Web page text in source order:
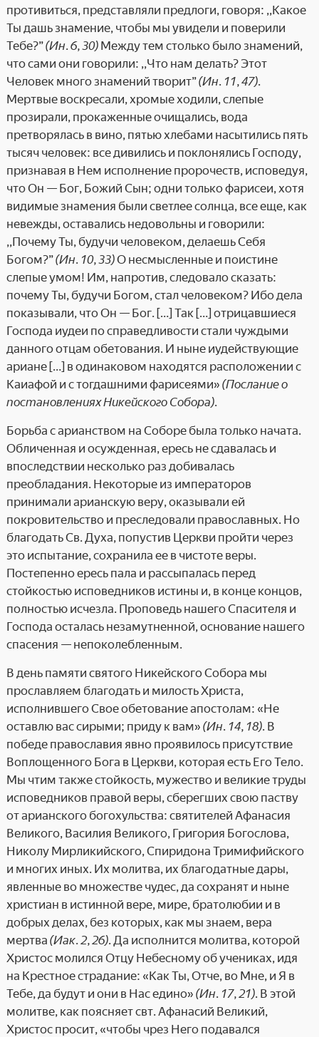
противиться, представляли предлоги, говоря: ,,Какое
Ты дашь знамение, чтобы мы увидели и поверили
Тебе?”(Ин. 6, 30)Между тем столько было знамений,
что сами они говорили: ,,Что нам делать? Этот
Человек много знамений творит”(Ин. 11, 47).
Мертвые воскресали, хромые ходили, слепые
прозирали, прокаженные очищались, вода
претворялась в вино, пятью хлебами насытились пять
тысяч человек: все дивились и поклонялись Господу,
признавая в Нем исполнение пророчеств, исповедуя,
что Он — Бог, Божий Сын; одни только фарисеи, хотя
видимые знамения были светлее солнца, все еще, как
невежды, оставались недовольны и говорили:
,,Почему Ты, будучи человеком, делаешь Себя
Богом?”(Ин. 10, 33)О несмысленные и поистине
слепые умом! Им, напротив, следовало сказать:
почему Ты, будучи Богом, стал человеком? Ибо дела
показывали, что Он — Бог. […] Так […] отрицавшиеся
Господа иудеи по справедливости стали чуждыми
данного отцам обетования. И ныне иудействующие
ариане […] в одинаковом находятся расположении с
Каиафой и с тогдашними фарисеями» (Послание о
постановлениях Никейского Собора).
Борьба с арианством на Соборе была только начата.
Обличенная и осужденная, ересь не сдавалась и
впоследствии несколько раз добивалась
преобладания. Некоторые из императоров
принимали арианскую веру, оказывали ей
покровительство и преследовали православных. Но
благодать Св. Духа, попустив Церкви пройти через
это испытание, сохранила ее в чистоте веры.
Постепенно ересь пала и рассыпалась перед
стойкостью исповедников истины и, в конце концов,
полностью исчезла. Проповедь нашего Спасителя и
Господа осталась незамутненной, основание нашего
спасения — непоколебленным.
В день памяти святого Никейского Собора мы
прославляем благодать и милость Христа,
исполнившего Свое обетование апостолам: «Не
оставлю вас сирыми; приду к вам» (Ин. 14, 18). В
победе православия явно проявилось присутствие
Воплощенного Бога в Церкви, которая есть Его Тело.
Мы чтим также стойкость, мужество и великие труды
исповедников правой веры, сберегших свою паству
от арианского богохульства: святителей Афанасия
Великого, Василия Великого, Григория Богослова,
Николу Мирликийского, Спиридона Тримифийского
и многих иных. Их молитва, их благодатные дары,
явленные во множестве чудес, да сохранят и ныне
христиан в истинной вере, мире, братолюбии и в
добрых делах, без которых, как мы знаем, вера
мертва (Иак. 2, 26). Да исполнится молитва, которой
Христос молился Отцу Небесному об учениках, идя
на Крестное страдание: «Как Ты, Отче, во Мне, и Я в
Тебе, да будут и они в Нас едино» (Ин. 17, 21). В этой
молитве, как поясняет свт. Афанасий Великий,
Христос просит, «чтобы чрез Него подавался